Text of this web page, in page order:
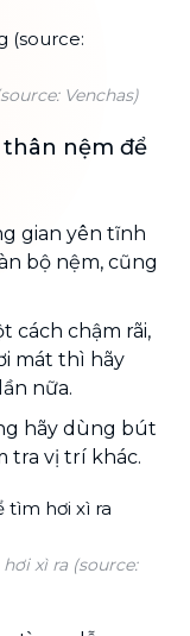
Venchas)
thân nệm để
gian yên tĩnh
bộ nệm, cũng
cách chậm rãi,
mát thì hãy
nữa.
hãy dùng bút
tra vị trí khác.
xì ra (source: